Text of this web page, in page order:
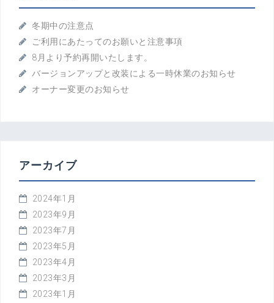
冬期中の注意点
ご利用にあたってのお願いと注意事項
8月より予約再開いたします。
バージョンアップと改装による一時休業のお知らせ
オーナー変更のお知らせ
アーカイブ
2024年1月
2023年9月
2023年7月
2023年5月
2023年4月
2023年3月
2023年1月